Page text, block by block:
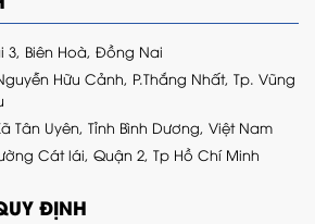
3, Biên Hoà, Đồng Nai
Hữu Cảnh, P.Thắng Nhất, Tp. Vũng
Tân Uyên, Tỉnh Bình Dương, Việt Nam
Cát lái, Quận 2, Tp Hồ Chí Minh
ĐỊNH